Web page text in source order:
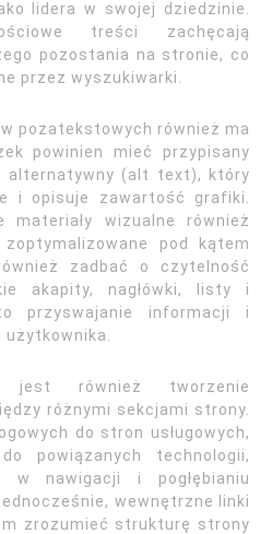
lidera w swojej dziedzinie.
treści zachęcają
pozostania na stronie, co
przez wyszukiwarki.
pozatekstowych również ma
powinien mieć przypisany
alternatywny (alt text), który
i opisuje zawartość grafiki.
wizualne również
pod kątem
zadbać o czytelność
akapity, nagłówki, listy i
przyswajanie informacji i
jest również tworzenie
różnymi sekcjami strony.
do stron usługowych,
powiązanych technologii,
w nawigacji i pogłębianiu
wewnętrzne linki
zrozumieć strukturę strony